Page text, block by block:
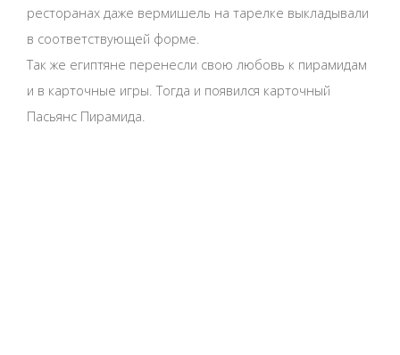
ресторанах даже вермишель на тарелке выкладывали
в соответствующей форме.
Так же египтяне перенесли свою любовь к пирамидам
и в карточные игры. Тогда и появился карточный
Пасьянс Пирамида.